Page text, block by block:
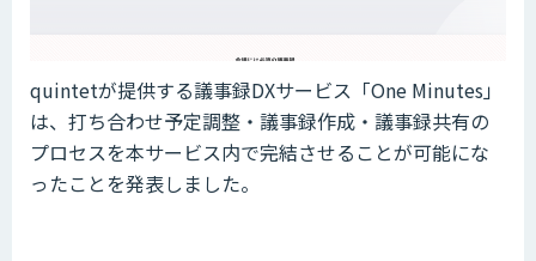
quintetが提供する議事録DXサービス「One Minutes」
は、打ち合わせ予定調整・議事録作成・議事録共有の
プロセスを本サービス内で完結させることが可能にな
ったことを発表しました。